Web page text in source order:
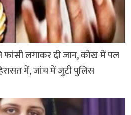
फांसी लगाकर दी जान, कोख में पल
में, जांच में जुटी पुलिस